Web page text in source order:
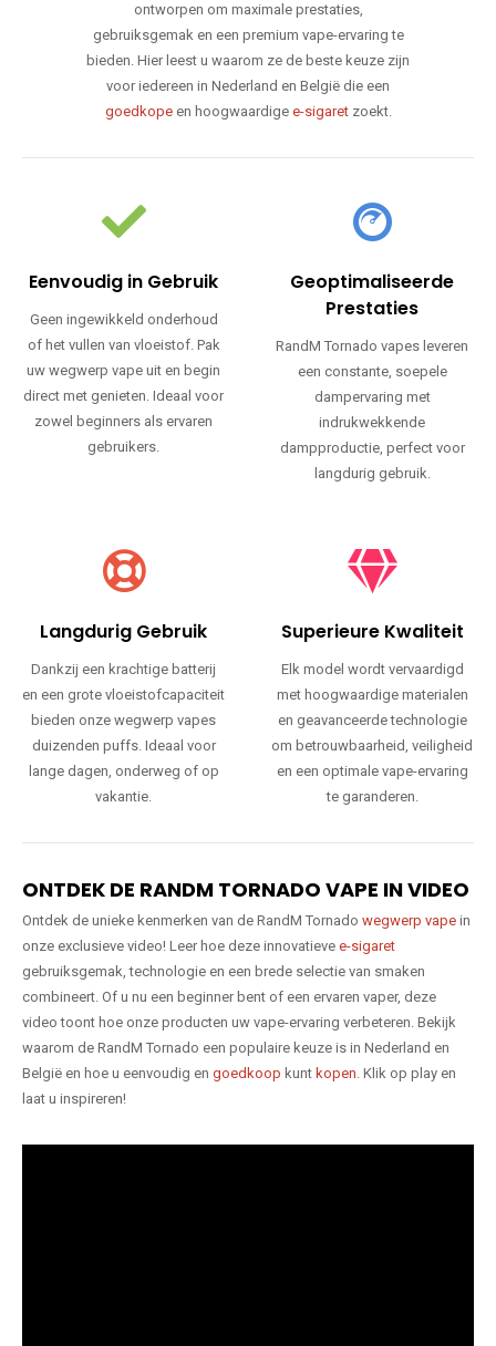
ontworpen om maximale prestaties,
gebruiksgemak en een premium vape-ervaring te
bieden. Hier leest u waarom ze de beste keuze zijn
voor iedereen in Nederland en België die een
goedkopeen hoogwaardige e-sigaretzoekt.
Eenvoudig in Gebruik
Geen ingewikkeld onderhoud
of het vullen van vloeistof. Pak
uw wegwerp vape uit en begin
direct met genieten. Ideaal voor
zowel beginners als ervaren
gebruikers.
Geoptimaliseerde
Prestaties
RandM Tornado vapes leveren
een constante, soepele
dampervaring met
indrukwekkende
dampproductie, perfect voor
langdurig gebruik.
Langdurig Gebruik
Dankzij een krachtige batterij
en een grote vloeistofcapaciteit
bieden onze wegwerp vapes
duizenden puffs. Ideaal voor
lange dagen, onderweg of op
vakantie.
Superieure Kwaliteit
Elk model wordt vervaardigd
met hoogwaardige materialen
en geavanceerde technologie
om betrouwbaarheid, veiligheid
en een optimale vape-ervaring
te garanderen.
ONTDEK DE RANDM TORNADO VAPE IN VIDEO
Ontdek de unieke kenmerken van de RandM Tornado wegwerp vape in
onze exclusieve video! Leer hoe deze innovatieve e-sigaret
gebruiksgemak, technologie en een brede selectie van smaken
combineert. Of u nu een beginner bent of een ervaren vaper, deze
video toont hoe onze producten uw vape-ervaring verbeteren. Bekijk
waarom de RandM Tornado een populaire keuze is in Nederland en
België en hoe u eenvoudig en goedkoop kunt kopen. Klik op play en
laat u inspireren!